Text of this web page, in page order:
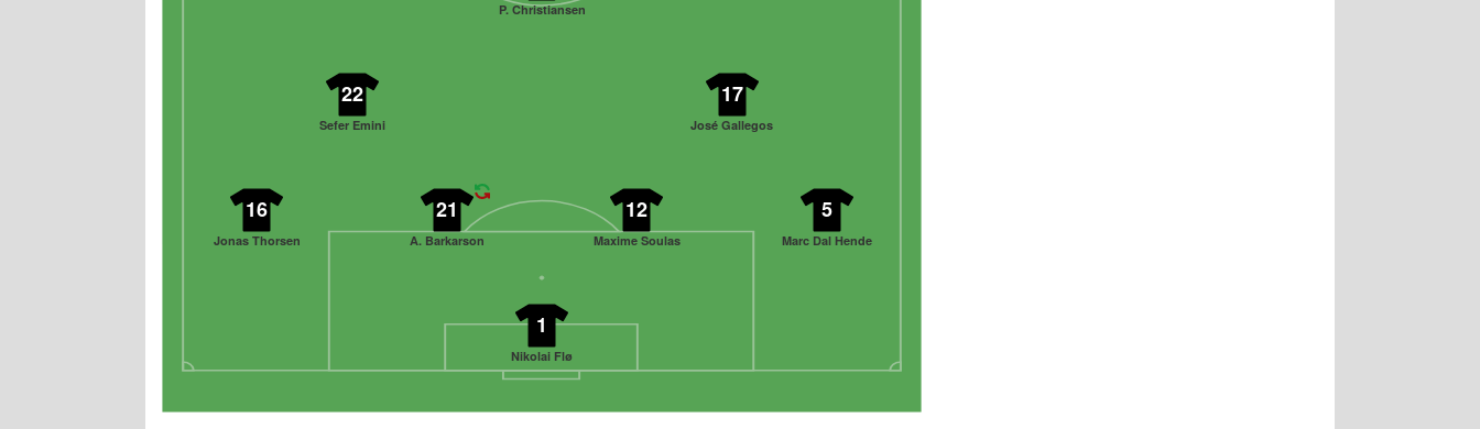
1
Nikolai Flø
16
Jonas Thorsen
21
A. Barkarson
12
Maxime Soulas
5
Marc Dal Hende
22
Sefer Emini
17
José Gallegos
P. Christiansen